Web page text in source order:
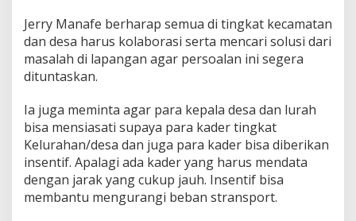
Jerry Manafe berharap semua di tingkat kecamatan
dan desa harus kolaborasi serta mencari solusi dari
masalah di lapangan agar persoalan ini segera
dituntaskan.
Ia juga meminta agar para kepala desa dan lurah
bisa mensiasati supaya para kader tingkat
Kelurahan/desa dan juga para kader bisa diberikan
insentif. Apalagi ada kader yang harus mendata
dengan jarak yang cukup jauh. Insentif bisa
membantu mengurangi beban stransport.